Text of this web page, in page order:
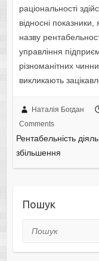
раціональності
відносні показники,
назву
управління
різноманітних
викликають
Наталія Богдан
Comments
Рентабельність
збільшення
Пошук
Пошук